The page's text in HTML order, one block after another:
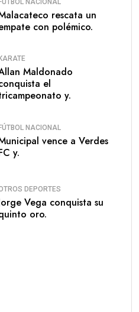
rescata un
con polémico.
KARATE
Maldonado
el
y.
NACIONAL
vence a Verdes
y.
DEPORTES
Vega conquista su
oro.